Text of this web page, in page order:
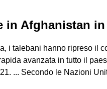
in Afghanistan
i talebani hanno ripreso il
avanzata in tutto il
... Secondo le Nazioni